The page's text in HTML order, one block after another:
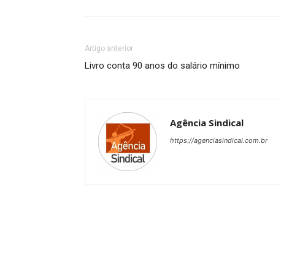
Artigo anterior
Livro conta 90 anos do salário mínimo
Agência Sindical
https://agenciasindical.com.br